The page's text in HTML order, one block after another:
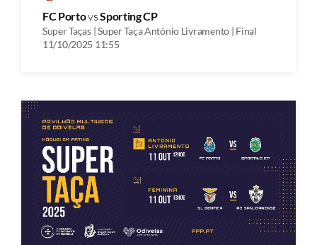
FC PortovsSporting CP
Super Taças | Super Taça António Livramento | Final
11/10/2025 11:55